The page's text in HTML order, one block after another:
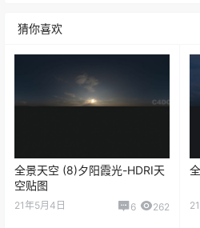
猜你喜欢
全景天空 (8)夕阳霞光-HDRI天
空贴图
21年5月4日 6 262